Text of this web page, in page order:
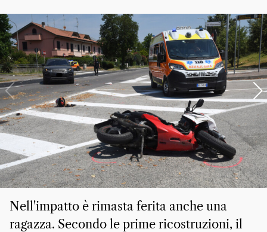
Nell'impatto è rimasta ferita anche una
ragazza. Secondo le prime ricostruzioni, il